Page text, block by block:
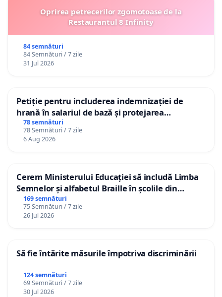
Oprirea petrecerilor zgomotoase de la
Restaurantul 8 Infinity
84 semnături
84 Semnături / 7 zile
31 Jul 2026
Petiție pentru includerea indemnizației de
hrană în salariul de bază și protejarea
gradațiilor de vechime pentru asistenții
personali
78 semnături
78 Semnături / 7 zile
6 Aug 2026
Cerem Ministerului Educației să includă Limba
Semnelor și alfabetul Braille în școlile din
Republica Moldova!
169 semnături
75 Semnături / 7 zile
26 Jul 2026
Să fie întărite măsurile împotriva discriminării
124 semnături
69 Semnături / 7 zile
30 Jul 2026